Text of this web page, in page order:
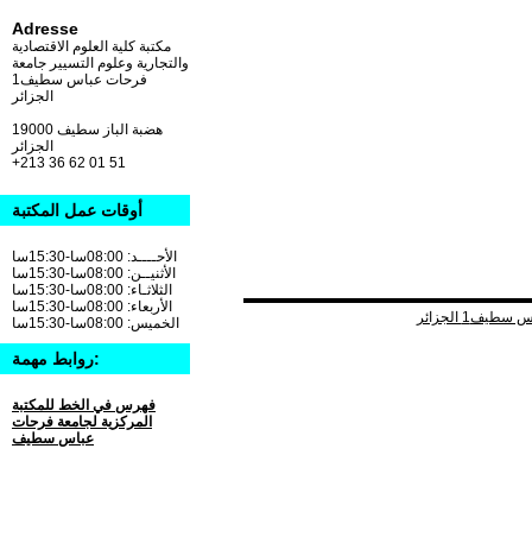
Adresse
مكتبة كلية العلوم الاقتصادية
والتجارية وعلوم التسيير جامعة
فرحات عباس سطيف1
الجزائر
19000 هضبة الباز سطيف
+213 36 62 01 51
أوقات عمل المكتبة
الأحــــد: 08:00سا-15:30سا
الأثنيــن: 08:00سا-15:30سا
الثلاثـاء: 08:00سا-15:30سا
الأربعاء: 08:00سا-15:30سا
الخميس: 08:00سا-15:30سا
روابط مهمة:
فهرس في الخط للمكتبة
المركزية لجامعة فرحات
عباس سطيف